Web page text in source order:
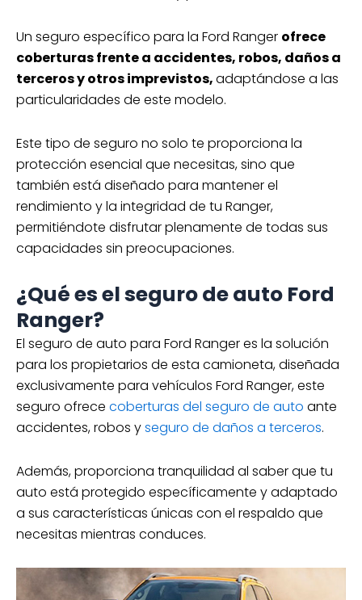
Un seguro específico para la Ford Ranger ofrece
coberturas frente a accidentes, robos, daños a
terceros y otros imprevistos,adaptándose a las
particularidades de este modelo.
Este tipo de seguro no solo te proporciona la
protección esencial que necesitas, sino que
también está diseñado para mantener el
rendimiento y la integridad de tu Ranger,
permitiéndote disfrutar plenamente de todas sus
capacidades sin preocupaciones.
¿Qué es el seguro de auto Ford
Ranger?
El seguro de auto para Ford Ranger es la solución
para los propietarios de esta camioneta, diseñada
exclusivamente para vehículos Ford Ranger, este
seguro ofrece coberturas del seguro de auto ante
accidentes, robos yseguro de daños a terceros.
Además, proporciona tranquilidad al saber que tu
auto está protegido específicamente y adaptado
a sus características únicas con el respaldo que
necesitas mientras conduces.